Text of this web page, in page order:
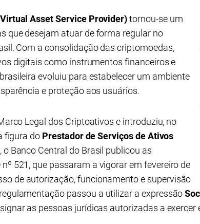
Asset Service Provider)tornou-se um
que desejam atuar de forma regular no
Com a consolidação das criptomoedas,
digitais como instrumentos financeiros e
evoluiu para estabelecer um ambiente
e proteção aos usuários.
Legal dos Criptoativos e introduziu, no
figura do Prestador de Serviços de Ativos
o Banco Central do Brasil publicou as
nº 521, que passaram a vigorar em fevereiro de
de autorização, funcionamento e supervisão
passou a utilizar a expressão
as pessoas jurídicas autorizadas a exercer